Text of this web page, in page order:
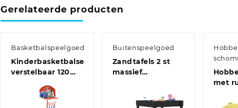
Gerelateerde producten
Basketbalspeelgoed
Kinderbasketbalset
verstelbaar 120
Buitenspeelgoed
Zandtafels 2 st
massief
met